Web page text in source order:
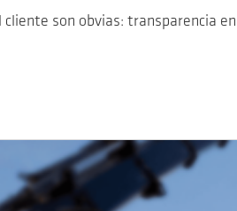
son obvias: transparencia